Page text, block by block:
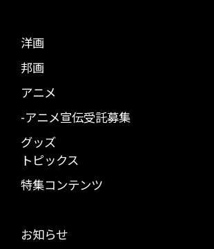
洋画
邦画
アニメ
-アニメ宣伝受託募集
グッズ
トピックス
特集コンテンツ
お知らせ